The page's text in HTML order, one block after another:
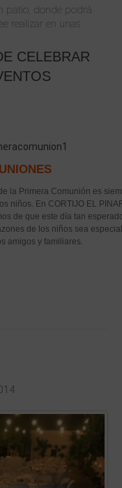
patio, donde podrá
realizar en unas
CELEBRAR
la Primera Comunión es
niños. En CORTIJO EL
de que este día tan
de los niños sea
amigos y familiares.